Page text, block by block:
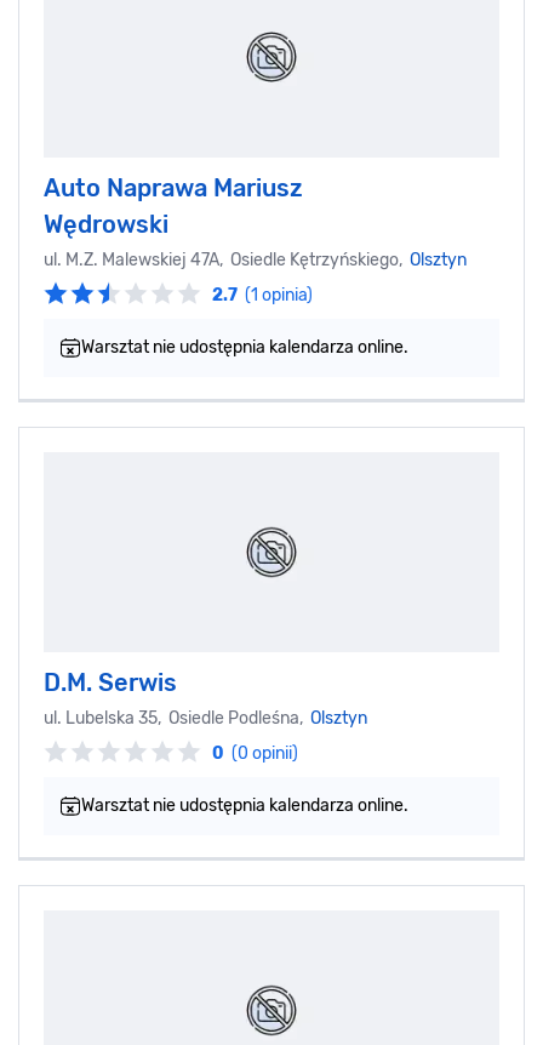
Auto Naprawa Mariusz
Wędrowski
ul. M.Z. Malewskiej 47A, Osiedle Kętrzyńskiego, Olsztyn
2.7 (1 opinia)
Warsztat nie udostępnia kalendarza online.
D.M. Serwis
ul. Lubelska 35, Osiedle Podleśna, Olsztyn
0 (0 opinii)
Warsztat nie udostępnia kalendarza online.